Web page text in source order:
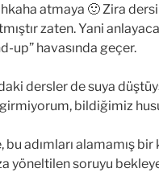
atmaya 🙂 Zira
zaten. Yani
up” havasında geçer.
dersler de suya
bildiğimiz
bu adımları alamamış
yöneltilen soruyu